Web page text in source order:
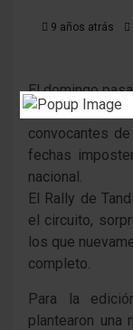
9 años atrás
El domingo
en la ciudad
convocantes
fechas
nacional.
El Rally de
el circuito,
los que
completo.
Para la
plantearon una